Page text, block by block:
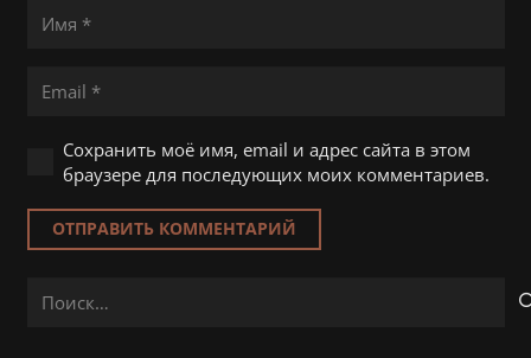
Сохранить моё имя, email и адрес сайта в этом
браузере для последующих моих комментариев.
ОТПРАВИТЬ КОММЕНТАРИЙ